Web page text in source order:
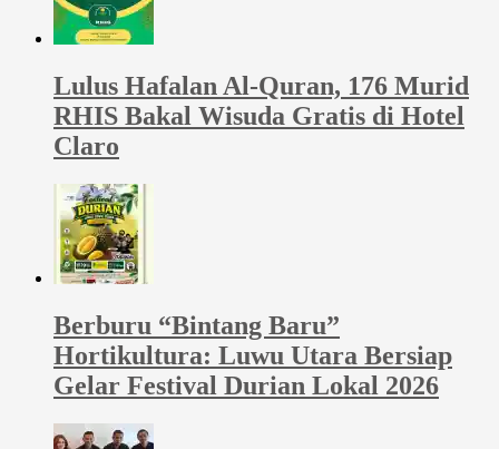
Lulus Hafalan Al-Quran, 176 Murid
RHIS Bakal Wisuda Gratis di Hotel
Claro
Berburu “Bintang Baru”
Hortikultura: Luwu Utara Bersiap
Gelar Festival Durian Lokal 2026